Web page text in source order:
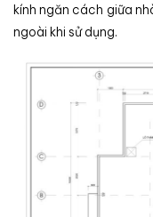
kính ngăn cách giữa
ngoài khi sử dụng.